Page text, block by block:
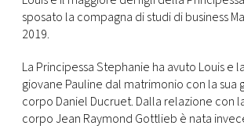
sposato la compagna di studi di business
2019.
La Principessa Stephanie ha avuto Louis e
giovane Pauline dal matrimonio con la sua
corpo Daniel Ducruet. Dalla relazione con
corpo Jean Raymond Gottlieb è nata